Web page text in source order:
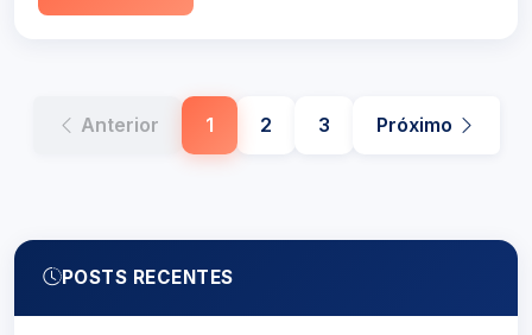
Anterior 1 2 3 Próximo
POSTS RECENTES